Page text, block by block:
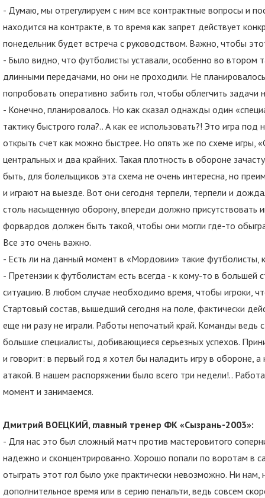
- Думаю, мы отрегулируем с ним все контрактные вопросы и
находится на контракте, в то время как запрет действует
понедельник будет встреча с руководством. Важно, чтобы
- Было видно, что футболисты уставали, особенно во втором
длинными передачами, но они не проходили. Не
попробовать оперативно забить гол, чтобы облегчить задачи
- Конечно, планировалось. Но как сказал однажды один
тактику быстрого гола?.. А как ее использовать?! Это игра
открыть счет как можно быстрее. Но опять же по схеме игры,
центральных и два крайних. Такая плотность в обороне
быть, для болельщиков эта схема не очень интересна, но
и играют на выезде. Вот они сегодня терпели, терпели и
столь насыщенную оборону, впереди должно присутствовать
форвардов должен быть такой, чтобы они могли где-то
Все это очень важно.
- Есть ли на данный момент в «Мордовии» такие футболисты,
- Претензии к футболистам есть всегда - к кому-то в
ситуацию. В любом случае необходимо время, чтобы игроки,
Стартовый состав, вышедший сегодня на поле, фактически
еще ни разу не играли. Работы непочатый край. Команды ведь
большие специалисты, добивающиеся серьезных успехов.
и говорит: в первый год я хотел бы наладить игру в обороне,
атакой. В нашем распоряжении было всего три недели!..
момент и занимаемся.
Дмитрий ВОЕЦКИЙ, главный тренер ФК «Сызрань-2003»:
- Для нас это был сложный матч против мастеровитого
надежно и сконцентрированно. Хорошо попали по воротам в
отыграть этот гол было уже практически невозможно. Ни
дополнительное время или в серию пенальти, ведь совсем